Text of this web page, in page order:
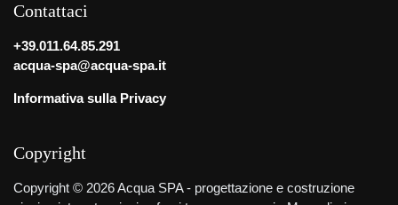
Contattaci
+39.011.64.85.291
acqua-spa@acqua-spa.it
Informativa sulla Privacy
Copyright
Copyright © 2026 Acqua SPA - progettazione e costruzione